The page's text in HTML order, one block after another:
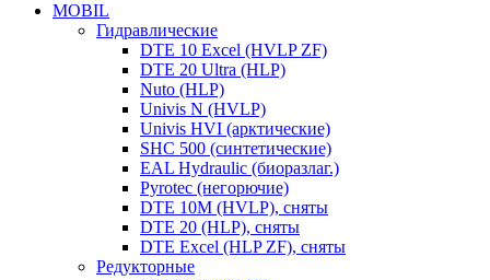
MOBIL
Гидравлические
DTE 10 Excel (HVLP ZF)
DTE 20 Ultra (HLP)
Nuto (HLP)
Univis N (HVLP)
Univis HVI (арктические)
SHC 500 (синтетические)
EAL Hydraulic (биоразлаг.)
Pyrotec (негорючие)
DTE 10M (HVLP), сняты
DTE 20 (HLP), сняты
DTE Excel (HLP ZF), сняты
Редукторные